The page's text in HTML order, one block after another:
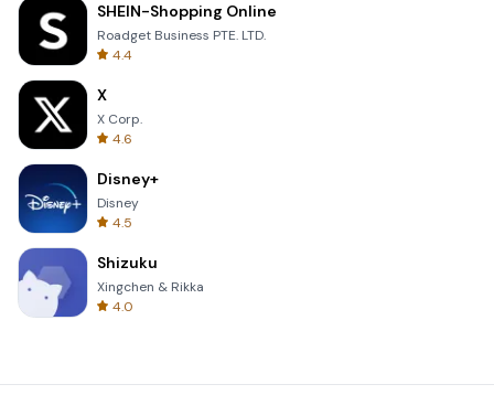
SHEIN-Shopping Online
Roadget Business PTE. LTD.
4.4
X
X Corp.
4.6
Disney+
Disney
4.5
Shizuku
Xingchen & Rikka
4.0